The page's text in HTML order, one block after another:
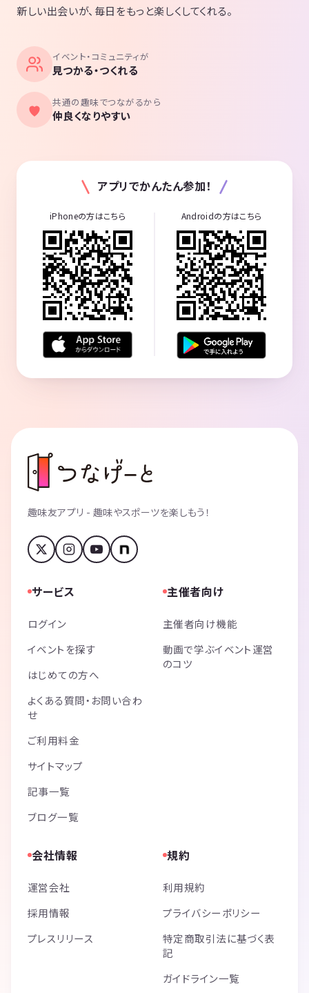
新しい出会いが、毎日をもっと楽しくしてくれる。
イベント・コミュニティが
見つかる・つくれる
共通の趣味でつながるから
仲良くなりやすい
アプリでかんたん参加！
iPhoneの方はこちら Androidの方はこちら
趣味友アプリ - 趣味やスポーツを楽しもう！
サービス
ログイン
イベントを探す
はじめての方へ
よくある質問・お問い合わ
せ
ご利用料金
サイトマップ
記事一覧
ブログ一覧
主催者向け
主催者向け機能
動画で学ぶイベント運営
のコツ
会社情報
運営会社
採用情報
プレスリリース
規約
利用規約
プライバシーポリシー
特定商取引法に基づく表
記
ガイドライン一覧